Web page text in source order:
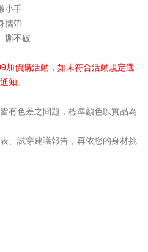
小手
攜帶
撕不破
價購活動，如未符合活動規定選
知。
有色差之問題，標準顏色以實品為
、試穿建議報告，再依您的身材挑